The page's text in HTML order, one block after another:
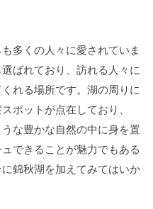
多くの人々に愛されていま
ばれており、訪れる人々に
れる場所です。湖の周りに
ポットが点在しており、
な豊かな自然の中に身を置
できることが魅力でもある
錦秋湖を加えてみてはいか